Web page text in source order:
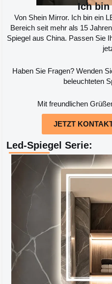
Ich bin
Von Shein Mirror. Ich bin ein
Bereich seit mehr als 15
Spiegel aus China. Passen Sie
Haben Sie Fragen? Wenden
beleuchteten
Mit freundlichen
JETZT
Led-Spiegel Serie: